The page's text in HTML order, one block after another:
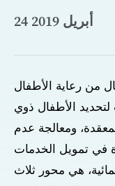
24 أبريل 2019
من رعاية الأطفال
لتحديد الأطفال ذوي
ومعالجة عدم
في تمويل الخدمات
هي محور ثلاث